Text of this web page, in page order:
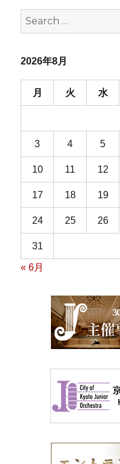
ン
Search
for:
2026年8月
月 火 水
3 4 5
10 11 12
17 18 19
24 25 26
31
« 6月